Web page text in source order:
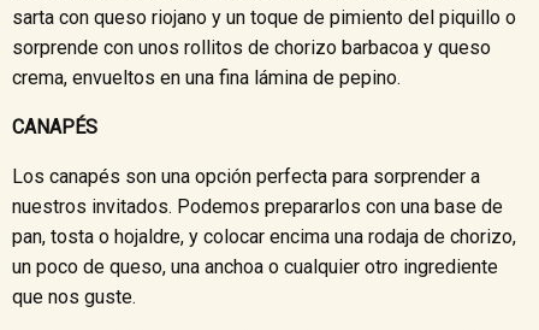
sarta con queso riojano y un toque de pimiento del piquillo o
sorprende con unos rollitos de chorizo barbacoa y queso
crema, envueltos en una fina lámina de pepino.
CANAPÉS
Los canapés son una opción perfecta para sorprender a
nuestros invitados. Podemos prepararlos con una base de
pan, tosta o hojaldre, y colocar encima una rodaja de chorizo,
un poco de queso, una anchoa o cualquier otro ingrediente
que nos guste.